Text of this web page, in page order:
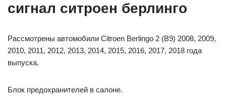
сигнал ситроен берлинго
Рассмотрены автомобили Citroen Berlingo 2 (B9) 2008, 2009,
2010, 2011, 2012, 2013, 2014, 2015, 2016, 2017, 2018 года
выпуска.
Блок предохранителей в салоне.